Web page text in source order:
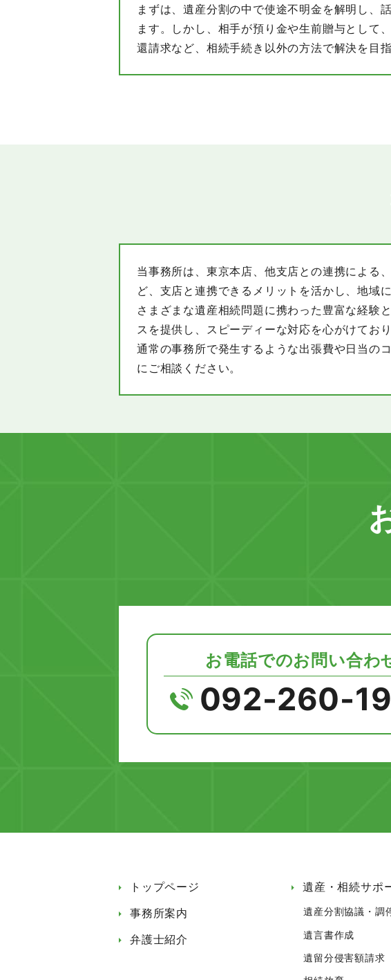
まずは、遺産分割の中で使途不明金を解明し、
ます。しかし、相手が預り金や生前贈与として
還請求など、相続手続き以外の方法で解決を目
当事務所は、東京本店、他支店との連携による
ど、支店と連携できるメリットを活かし、地域
さまざまな遺産相続問題に携わった豊富な経験
スを提供し、スピーディーな対応を心がけており
通常の事務所で発生するような出張費や日当の
にご相談ください。
お電話でのお問い合わ
092-260-
トップページ
事務所案内
弁護士紹介
遺産・相続サポ
遺産分割協議・調
遺言書作成
遺留分侵害額請求